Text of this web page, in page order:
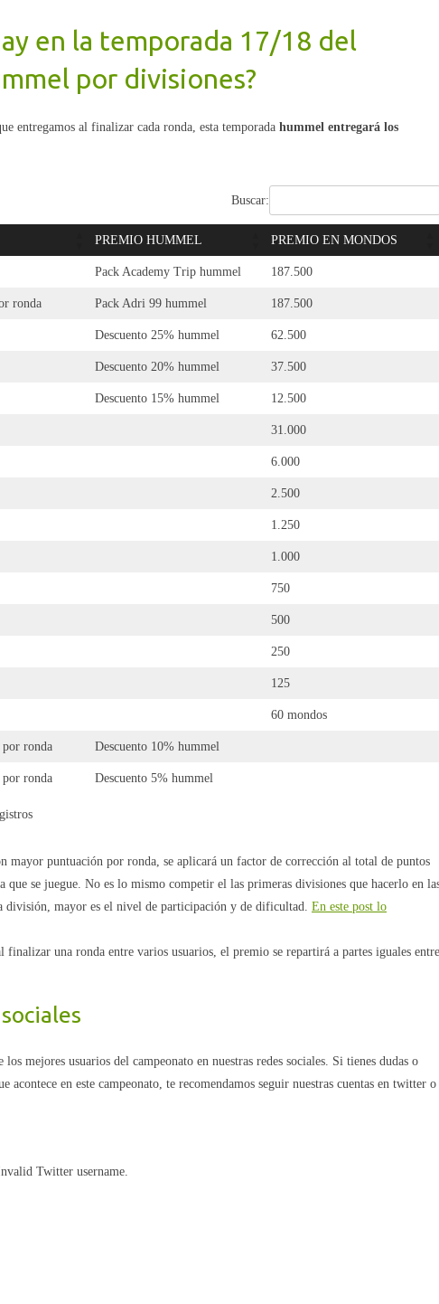
en la temporada 17/18 del
por divisiones?
entregamos al finalizar cada ronda, esta temporada hummel entregará los
Buscar:
PREMIO HUMMEL PREMIO EN MONDOS
Pack Academy Trip hummel 187.500
ronda Pack Adri 99 hummel 187.500
Descuento 25% hummel 62.500
Descuento 20% hummel 37.500
Descuento 15% hummel 12.500
31.000
6.000
2.500
1.250
1.000
750
500
250
125
60 mondos
por ronda Descuento 10% hummel
por ronda Descuento 5% hummel
mayor puntuación por ronda, se aplicará un factor de corrección al total de puntos
se juegue. No es lo mismo competir el las primeras divisiones que hacerlo en
división, mayor es el nivel de participación y de dificultad. En este post lo
finalizar una ronda entre varios usuarios, el premio se repartirá a partes iguales entre
los mejores usuarios del campeonato en nuestras redes sociales. Si tienes dudas o
acontece en este campeonato, te recomendamos seguir nuestras cuentas en twitter o
Twitter username.